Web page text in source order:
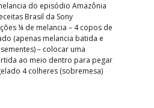
do episódio Amazônia
Brasil da Sony
¼ de melancia – 4 copos de
(apenas melancia batida e
– colocar uma
ao meio dentro para pegar
4 colheres (sobremesa)